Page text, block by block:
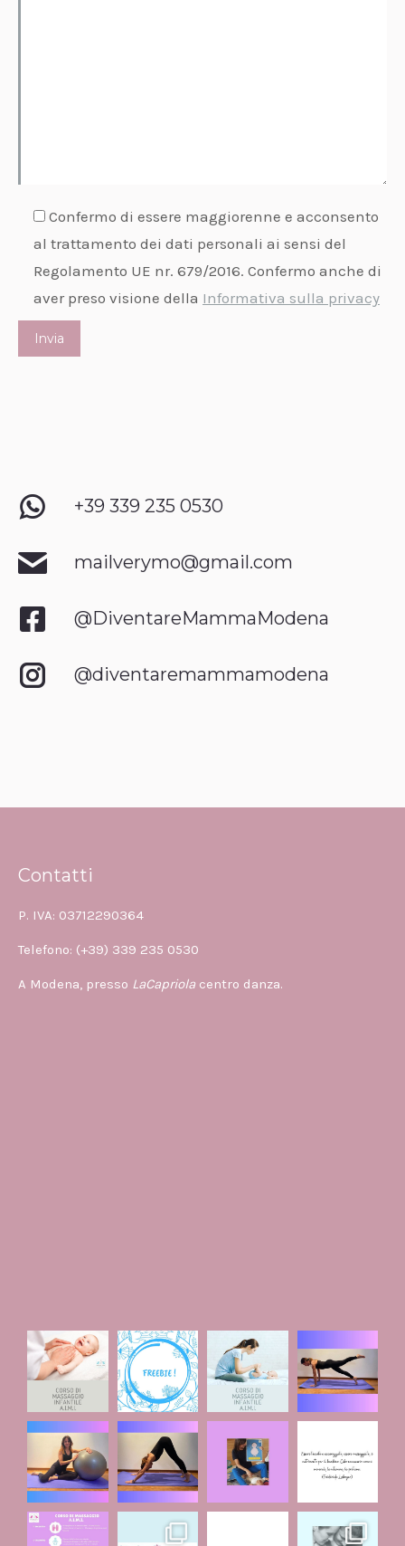
Confermo di essere maggiorenne e acconsento
al trattamento dei dati personali ai sensi del
Regolamento UE nr. 679/2016. Confermo anche di
aver preso visione della Informativa sulla privacy
+39 339 235 0530
mailverymo@gmail.com
@DiventareMammaModena
@diventaremammamodena
Contatti
P. IVA: 03712290364
Telefono: (+39) 339 235 0530
A Modena, presso LaCapriola centro danza.